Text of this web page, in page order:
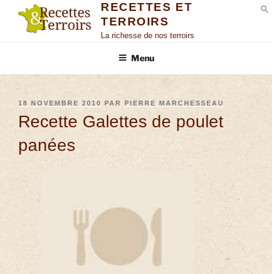
RECETTES ET
TERROIRS
La richesse de nos terroirs
Menu
18 NOVEMBRE 2010 PAR PIERRE MARCHESSEAU
Recette Galettes de poulet
panées